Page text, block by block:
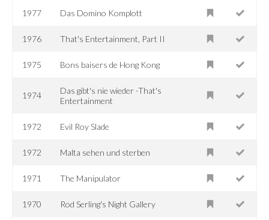
1977 Das Domino Komplott
1976 That's Entertainment, Part II
1975 Bons baisers de Hong Kong
1974
Das gibt's nie wieder -That's
Entertainment
1972 Evil Roy Slade
1972 Malta sehen und sterben
1971 The Manipulator
1970 Rod Serling's Night Gallery